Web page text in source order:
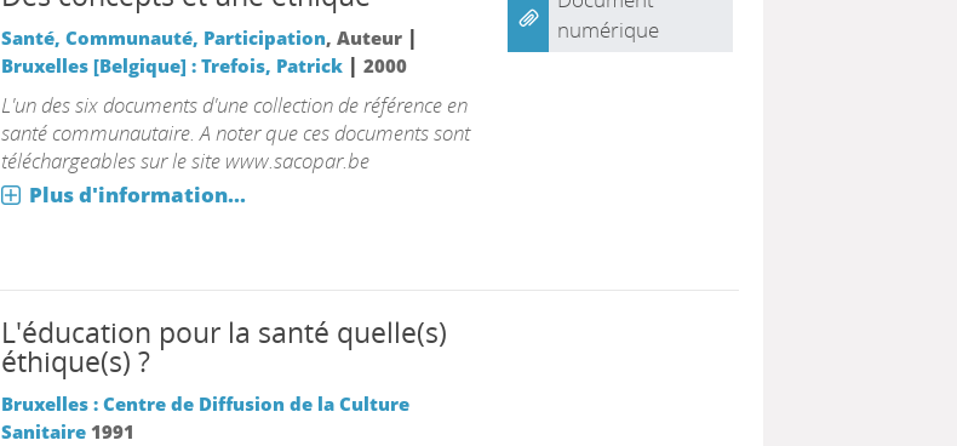
Santé, Communauté, Participation, Auteur |
Bruxelles [Belgique] : Trefois, Patrick| 2000
L'un des six documents d'une collection de référence en
santé communautaire. A noter que ces documents sont
téléchargeables sur le site www.sacopar.be
Plus d'information...
numérique
L'éducation pour la santé quelle(s)
éthique(s) ?
Bruxelles : Centre de Diffusion de la Culture
Sanitaire 1991